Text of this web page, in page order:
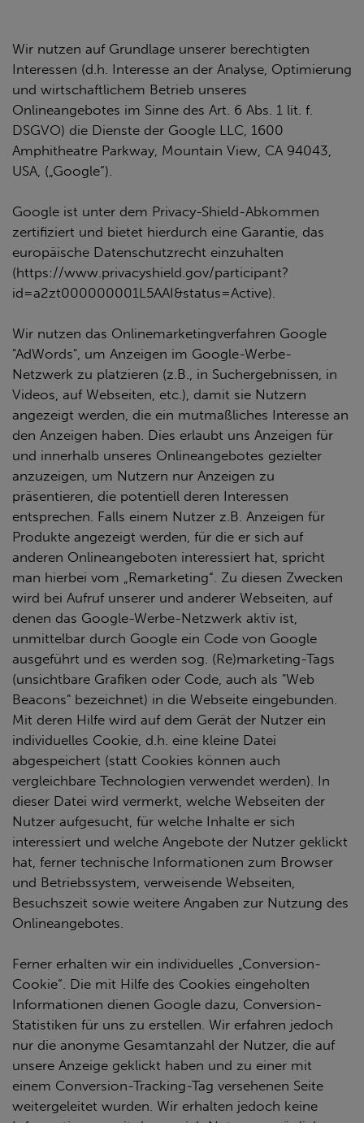
Wir nutzen auf Grundlage unserer berechtigten
Interessen (d.h. Interesse an der Analyse, Optimierung
und wirtschaftlichem Betrieb unseres
Onlineangebotes im Sinne des Art. 6 Abs. 1 lit. f.
DSGVO) die Dienste der Google LLC, 1600
Amphitheatre Parkway, Mountain View, CA 94043,
USA, („Google“).
Google ist unter dem Privacy-Shield-Abkommen
zertifiziert und bietet hierdurch eine Garantie, das
europäische Datenschutzrecht einzuhalten
(https://www.privacyshield.gov/participant?
id=a2zt000000001L5AAI&status=Active).
Wir nutzen das Onlinemarketingverfahren Google
"AdWords", um Anzeigen im Google-Werbe-
Netzwerk zu platzieren (z.B., in Suchergebnissen, in
Videos, auf Webseiten, etc.), damit sie Nutzern
angezeigt werden, die ein mutmaßliches Interesse an
den Anzeigen haben. Dies erlaubt uns Anzeigen für
und innerhalb unseres Onlineangebotes gezielter
anzuzeigen, um Nutzern nur Anzeigen zu
präsentieren, die potentiell deren Interessen
entsprechen. Falls einem Nutzer z.B. Anzeigen für
Produkte angezeigt werden, für die er sich auf
anderen Onlineangeboten interessiert hat, spricht
man hierbei vom „Remarketing“. Zu diesen Zwecken
wird bei Aufruf unserer und anderer Webseiten, auf
denen das Google-Werbe-Netzwerk aktiv ist,
unmittelbar durch Google ein Code von Google
ausgeführt und es werden sog. (Re)marketing-Tags
(unsichtbare Grafiken oder Code, auch als "Web
Beacons" bezeichnet) in die Webseite eingebunden.
Mit deren Hilfe wird auf dem Gerät der Nutzer ein
individuelles Cookie, d.h. eine kleine Datei
abgespeichert (statt Cookies können auch
vergleichbare Technologien verwendet werden). In
dieser Datei wird vermerkt, welche Webseiten der
Nutzer aufgesucht, für welche Inhalte er sich
interessiert und welche Angebote der Nutzer geklickt
hat, ferner technische Informationen zum Browser
und Betriebssystem, verweisende Webseiten,
Besuchszeit sowie weitere Angaben zur Nutzung des
Onlineangebotes.
Ferner erhalten wir ein individuelles „Conversion-
Cookie“. Die mit Hilfe des Cookies eingeholten
Informationen dienen Google dazu, Conversion-
Statistiken für uns zu erstellen. Wir erfahren jedoch
nur die anonyme Gesamtanzahl der Nutzer, die auf
unsere Anzeige geklickt haben und zu einer mit
einem Conversion-Tracking-Tag versehenen Seite
weitergeleitet wurden. Wir erhalten jedoch keine